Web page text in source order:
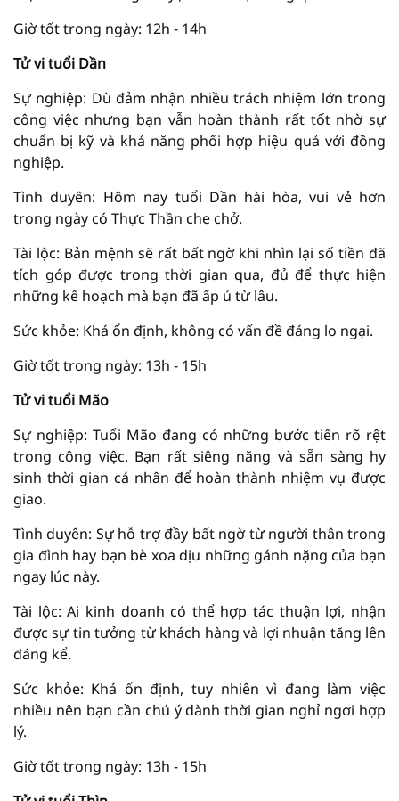
Giờ tốt trong ngày: 12h - 14h
Tử vi tuổi Dần
Sự nghiệp: Dù đảm nhận nhiều trách nhiệm lớn trong
công việc nhưng bạn vẫn hoàn thành rất tốt nhờ sự
chuẩn bị kỹ và khả năng phối hợp hiệu quả với đồng
nghiệp.
Tình duyên: Hôm nay tuổi Dần hài hòa, vui vẻ hơn
trong ngày có Thực Thần che chở.
Tài lộc: Bản mệnh sẽ rất bất ngờ khi nhìn lại số tiền đã
tích góp được trong thời gian qua, đủ để thực hiện
những kế hoạch mà bạn đã ấp ủ từ lâu.
Sức khỏe: Khá ổn định, không có vấn đề đáng lo ngại.
Giờ tốt trong ngày: 13h - 15h
Tử vi tuổi Mão
Sự nghiệp: Tuổi Mão đang có những bước tiến rõ rệt
trong công việc. Bạn rất siêng năng và sẵn sàng hy
sinh thời gian cá nhân để hoàn thành nhiệm vụ được
giao.
Tình duyên: Sự hỗ trợ đầy bất ngờ từ người thân trong
gia đình hay bạn bè xoa dịu những gánh nặng của bạn
ngay lúc này.
Tài lộc: Ai kinh doanh có thể hợp tác thuận lợi, nhận
được sự tin tưởng từ khách hàng và lợi nhuận tăng lên
đáng kể.
Sức khỏe: Khá ổn định, tuy nhiên vì đang làm việc
nhiều nên bạn cần chú ý dành thời gian nghỉ ngơi hợp
lý.
Giờ tốt trong ngày: 13h - 15h